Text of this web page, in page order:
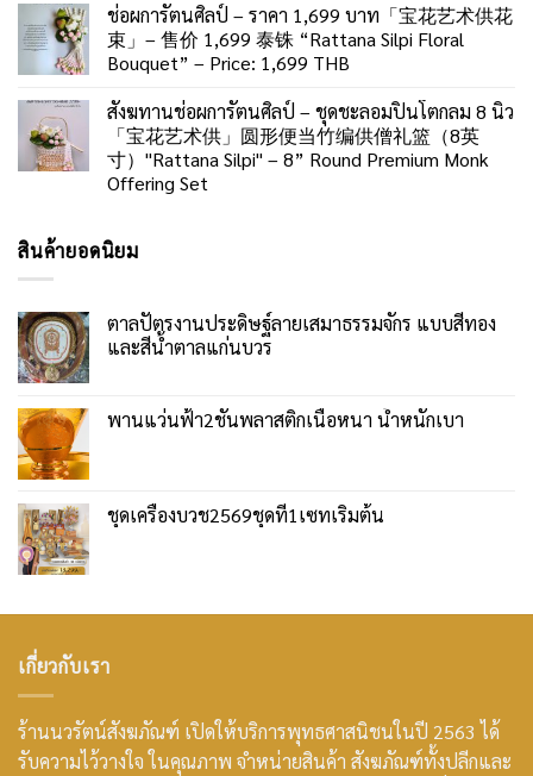
ช่อผการัตนศิลป์ – ราคา 1,699 บาท「宝花艺术供花
束」– 售价 1,699 泰铢 “Rattana Silpi Floral
Bouquet” – Price: 1,699 THB
สังฆทานช่อผการัตนศิลป์ – ชุดชะลอมปิ่นโตกลม 8 นิ้ว
「宝花艺术供」圆形便当竹编供僧礼篮（8英
寸）"Rattana Silpi" – 8” Round Premium Monk
Offering Set
สินค้ายอดนิยม
ตาลปัตรงานประดิษฐ์ลายเสมาธรรมจักร แบบสีทอง
และสีน้ำตาลแก่นบวร
พานแว่นฟ้า2ชั้นพลาสติกเนื้อหนา น้ำหนักเบา
ชุดเครื่องบวช2569ชุดที่1เซทเริ่มต้น
เกี่ยวกับเรา
ร้านนวรัตน์สังฆภัณฑ์ เปิดให้บริการพุทธศาสนิชนในปี 2563 ได้
รับความไว้วางใจ ในคุณภาพ จำหน่ายสินค้า สังฆภัณฑ์ทั้งปลีกและ